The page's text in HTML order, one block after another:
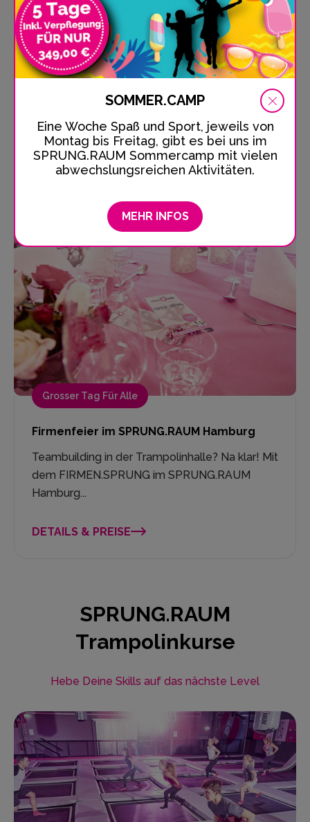
SOMMER.CAMP
Eine Woche Spaß und Sport, jeweils von
Montag bis Freitag, gibt es bei uns im
SPRUNG.RAUM Sommercamp mit vielen
abwechslungsreichen Aktivitäten.
MEHR INFOS
Grosser Tag Für Alle
Schulausflug in den SPRUNG.RAUM
Hamburg
Schulausflug in den Trampolinpark? Ja klar! Hier
kann die ganze Klasse Spaß haben, sich...
DETAILS & PREISE
Grosser Tag Für Alle
Firmenfeier im SPRUNG.RAUM Hamburg
Teambuilding in der Trampolinhalle? Na klar! Mit
dem FIRMEN.SPRUNG im SPRUNG.RAUM
Hamburg...
DETAILS & PREISE
SPRUNG.RAUM
Trampolinkurse
Hebe Deine Skills auf das nächste Level